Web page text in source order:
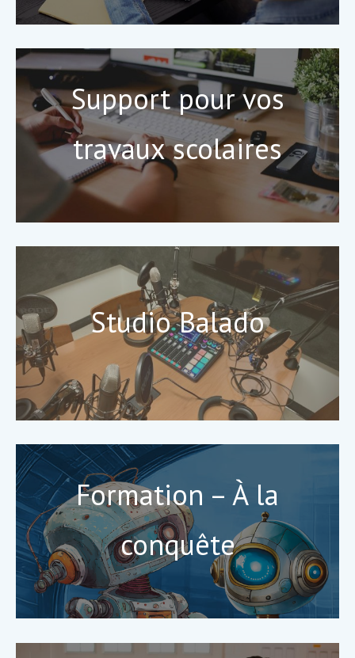
Support pour vos
travaux scolaires
Studio Balado
Formation – À la
conquête